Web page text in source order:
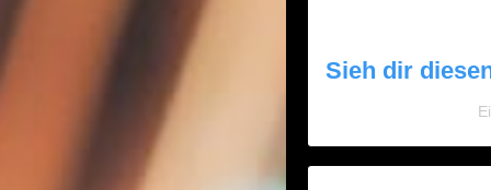
Sieh dir